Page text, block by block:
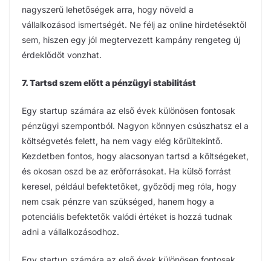
nagyszerű lehetőségek arra, hogy növeld a
vállalkozásod ismertségét. Ne félj az online hirdetésektől
sem, hiszen egy jól megtervezett kampány rengeteg új
érdeklődőt vonzhat.
7. Tartsd szem előtt a pénzügyi stabilitást
Egy startup számára az első évek különösen fontosak
pénzügyi szempontból. Nagyon könnyen csúszhatsz el a
költségvetés felett, ha nem vagy elég körültekintő.
Kezdetben fontos, hogy alacsonyan tartsd a költségeket,
és okosan oszd be az erőforrásokat. Ha külső forrást
keresel, például befektetőket, győződj meg róla, hogy
nem csak pénzre van szükséged, hanem hogy a
potenciális befektetők valódi értéket is hozzá tudnak
adni a vállalkozásodhoz.